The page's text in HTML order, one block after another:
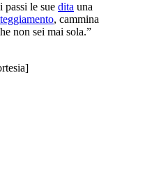
passi le sue dita una
, cammina
non sei mai sola.”
]